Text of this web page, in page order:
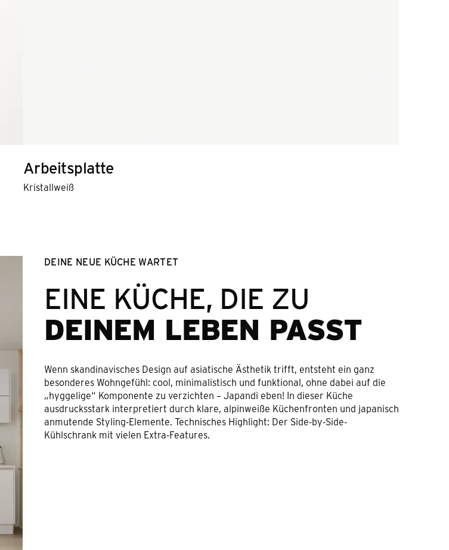
Arbeitsplatte
Kristallweiß
DEINE NEUE KÜCHE WARTET
EINE KÜCHE, DIE ZU
DEINEM LEBEN PASST
Wenn skandinavisches Design auf asiatische Ästhetik trifft, entsteht ein ganz
besonderes Wohngefühl: cool, minimalistisch und funktional, ohne dabei auf die
„hyggelige“ Komponente zu verzichten – Japandi eben! In dieser Küche
ausdrucksstark interpretiert durch klare, alpinweiße Küchenfronten und japanisch
anmutende Styling-Elemente. Technisches Highlight: Der Side-by-Side-
Kühlschrank mit vielen Extra-Features.